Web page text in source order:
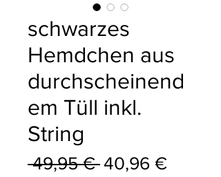
schwarzes
Hemdchen aus
durchscheinend
em Tüll inkl.
String
49,95 € Standardpreis
40,96 €Sale-